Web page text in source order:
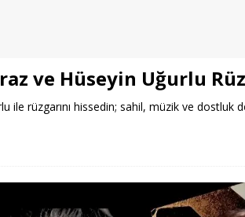
ve Hüseyin Uğurlu
ile rüzgarını hissedin; sahil, müzik ve dostluk